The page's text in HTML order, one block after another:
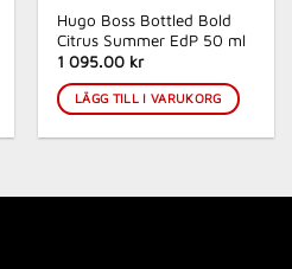
Hugo Boss Bottled Bold
Citrus Summer EdP 50 ml
1 095.00 kr
LÄGG TILL I VARUKORG